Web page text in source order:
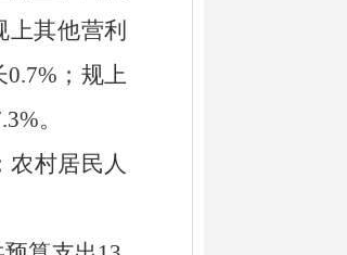
上其他营利
0.7% ；规上
%。
农村居民人